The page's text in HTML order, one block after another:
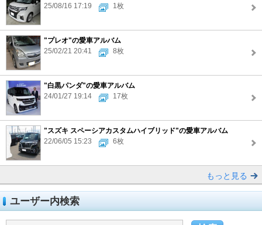
25/08/16 17:19
1枚
"プレオ"の愛車アルバム
25/02/21 20:41
8枚
"白黒パンダ"の愛車アルバム
24/01/27 19:14
17枚
"スズキ スペーシアカスタムハイブリッド"の愛車アルバム
22/06/05 15:23
6枚
もっと見る
ユーザー内検索